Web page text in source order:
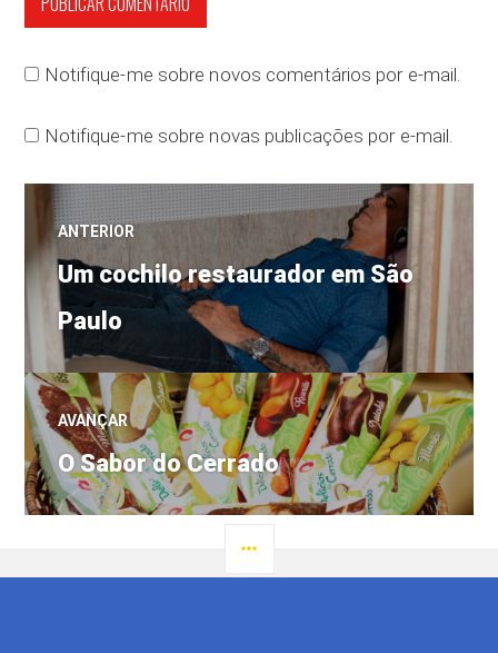
Notifique-me sobre novos comentários por e-mail.
Notifique-me sobre novas publicações por e-mail.
Navegação
de
Post
ANTERIOR
Post
anterior:
Um cochilo restaurador em São
Paulo
AVANÇAR
Próximo
post:
O Sabor do Cerrado